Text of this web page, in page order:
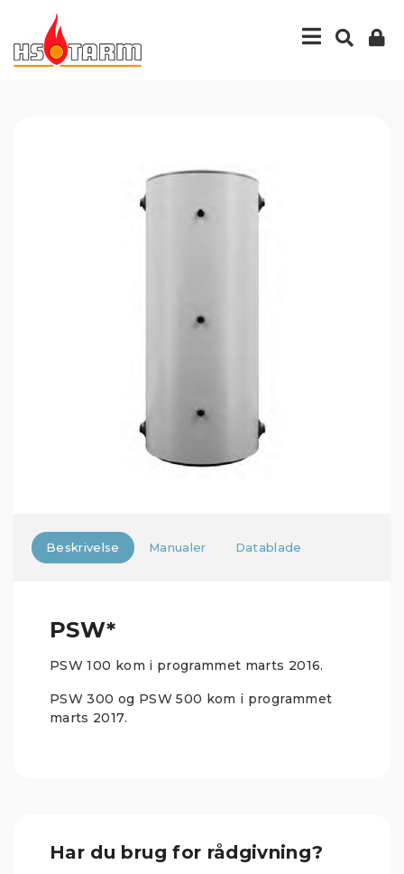
Beskrivelse Manualer Datablade
PSW*
PSW 100 kom i programmet marts 2016.
PSW 300 og PSW 500 kom i programmet
marts 2017.
Har du brug for rådgivning?